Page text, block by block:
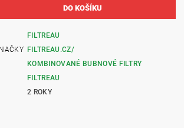
FILTREAU
FILTREAU.CZ/
KOMBINOVANÉ BUBNOVÉ FILTRY
FILTREAU
2 ROKY